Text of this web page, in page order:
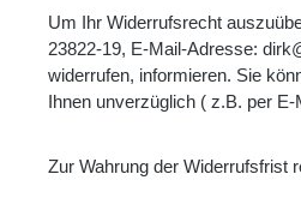
Um Ihr Widerrufsrecht
23822-19, E-Mail-Adresse:
widerrufen, informieren. Sie
Ihnen unverzüglich ( z.B. per
Zur Wahrung der Widerrufsfrist